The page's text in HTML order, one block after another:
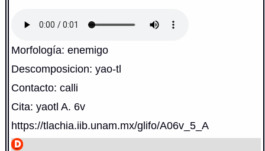
Morfología: enemigo
Descomposicion: yao-tl
Contacto: calli
Cita: yaotl A. 6v
https://tlachia.iib.unam.mx/glifo/A06v_5_A